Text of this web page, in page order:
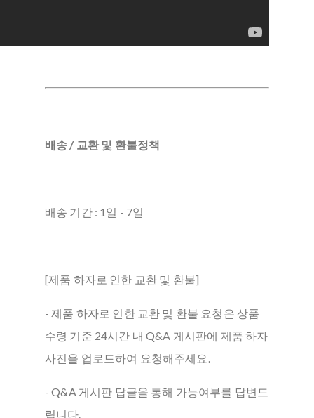
배송 / 교환 및 환불정책
배송 기간 : 1일 - 7일
[제품 하자로 인한 교환 및 환불]
- 제품 하자로 인한 교환 및 환불 요청은 상품
수령 기준 24시간 내 Q&A 게시판에 제품 하자
사진을 업로드하여 요청해주세요.
- Q&A 게시판 답글을 통해 가능여부를 답변드
립니다.